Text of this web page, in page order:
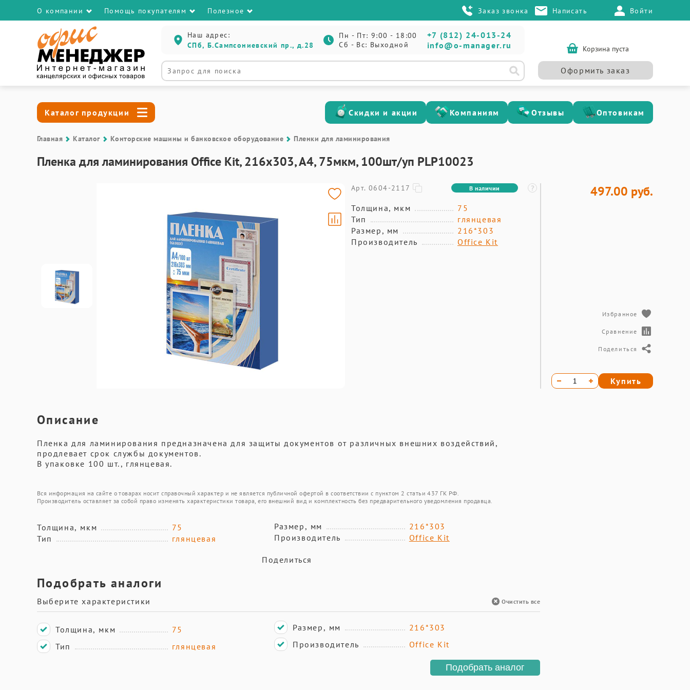
О компании Помощь покупателям Полезное Заказ звонка Написать Войти
Наш адрес:
СПб, Б.Сампсониевский пр., д.28
Пн - Пт: 9:00 - 18:00
Сб - Вс: Выходной
+7 (812) 24-013-24
info@o-manager.ru
Корзина пуста
Оформить заказ
Каталог продукции Скидки и акции Компаниям Отзывы Оптовикам
Главная Каталог Контоpские машины и банковское оборудование Пленки для ламинирования
Пленка для ламинирования Office Kit, 216х303, А4, 75мкм, 100шт/уп PLP10023
Арт. 0604-2117 В наличии
Толщина, мкм
75
Тип
глянцевая
Размер, мм
216*303
Производитель
Office Kit
Описание
Пленка для ламинирования предназначена для защиты документов от различных внешних воздействий,
продлевает срок службы документов.
В упаковке 100 шт., глянцевая.
Вся информация на сайте о товарах носит справочный характер и не является публичной офертой в соответствии с пунктом 2 статьи 437 ГК РФ.
Производитель оставляет за собой право изменять характеристики товара, его внешний вид и комплектность без предварительного уведомления продавца.
Толщина, мкм
75
Тип
глянцевая
Размер, мм
216*303
Производитель
Office Kit
Поделиться
Подобрать аналоги
Выберите характеристики Очистить все
Толщина, мкм
75
Тип
глянцевая
Размер, мм
216*303
Производитель
Office Kit
Подобрать аналог
497.00 руб.
Избранное
Сравнение
Поделиться
Купить